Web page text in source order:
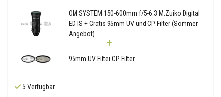
OM SYSTEM 150-600mm f/5-6.3 M.Zuiko Digital
ED IS + Gratis 95mm UV und CP Filter (Sommer
Angebot)
95mm UV Filter CP Filter
5 Verfügbar